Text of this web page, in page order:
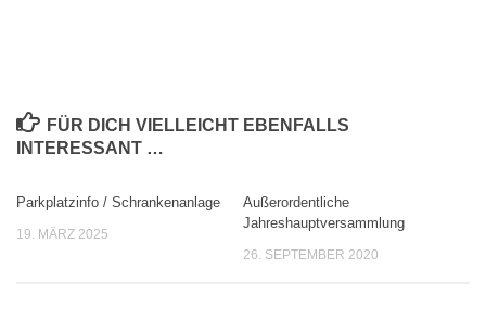
FÜR DICH VIELLEICHT EBENFALLS
INTERESSANT …
Parkplatzinfo / Schrankenanlage
19. MÄRZ 2025
Außerordentliche
Jahreshauptversammlung
26. SEPTEMBER 2020